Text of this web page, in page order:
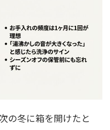
の冬に箱を開けたと